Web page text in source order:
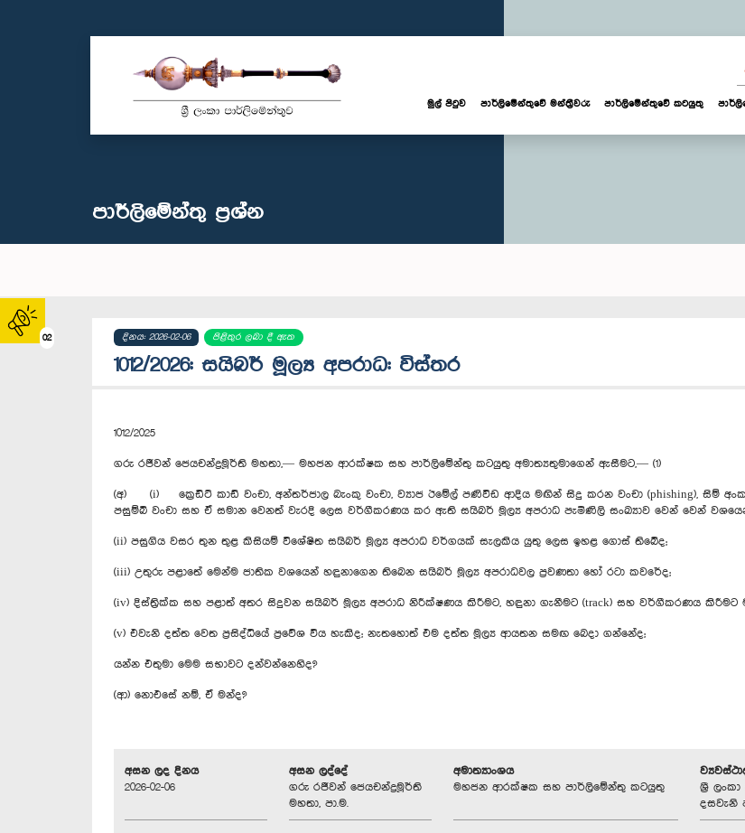
02
මුල් පිටුව පාර්ලි‌මේන්තුවේ මන්ත්‍රීවරු පාර්ලිමේන්තුවේ කටයුතු
පාර්ලි‌මේන්තු‌ ප්‍රශ්න
දිනය: 2026-02-06 පිළිතුර ලබා දී ඇත
1012/2026: සයිබර් මූල්‍ය අපරාධ: විස්තර
1012/2025
ගරු රජීවන් ජෙයචන්ද්‍රමූර්ති මහතා,— මහජන ආරක්ෂක සහ පාර්ලිමේන්තු කටයුතු අමාත්‍යතුමාගෙන් ඇසීමට,— (1)
(අ) (i) ක්‍රෙඩිට් කාඩ් වංචා, අන්තර්ජාල බැංකු වංචා, ව්‍යාජ ඊමේල් පණිවිඩ ආදිය මඟින් සිදු කරන වංචා (phishing), සිම්
පසුම්බි වංචා සහ ඒ සමාන වෙනත් වැරදි ලෙස වර්ගීකරණය කර ඇති සයිබර් මූල්‍ය අපරාධ පැමිණිලි සංඛ්‍යාව වෙන් වෙන්
(ii) පසුගිය වසර තුන තුළ කිසියම් විශේෂිත සයිබර් මූල්‍ය අපරාධ වර්ගයක් සැලකිය යුතු ලෙස ඉහළ ගොස් තිබේද;
(iii) උතුරු පළාතේ මෙන්ම ජාතික වශයෙන් හඳුනාගෙන තිබෙන සයිබර් මූල්‍ය අපරාධවල ප්‍රවණතා හෝ රටා කවරේද;
(iv) දිස්ත්‍රික්ක සහ පළාත් අතර සිදුවන සයිබර් මූල්‍ය අපරාධ නිරීක්ෂණය කිරීමට, හඳුනා ගැනීමට (track) සහ වර්ගීකරණය කිරීමට
(v) එවැනි දත්ත වෙත ප්‍රසිද්ධියේ ප්‍රවේශ විය හැකිද; නැතහොත් එම දත්ත මූල්‍ය ආයතන සමඟ බෙදා ගන්නේද;
යන්න එතුමා මෙම සභාවට දන්වන්නෙහිද?
(ආ) නොඑසේ නම්, ඒ මන්ද?
අසන ලද දිනය
2026-02-06
අසන ලද්දේ
ගරු රජීවන් ජෙයචන්ද්‍රමූර්ති
මහතා, පා.ම.
අමාත්‍යාංශය
මහජන ආරක්ෂක සහ පාර්ලිමේන්තු කටයුතු
ශ්‍රී
දසවැනි